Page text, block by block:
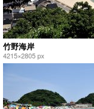
竹野海岸
4215×2805 px